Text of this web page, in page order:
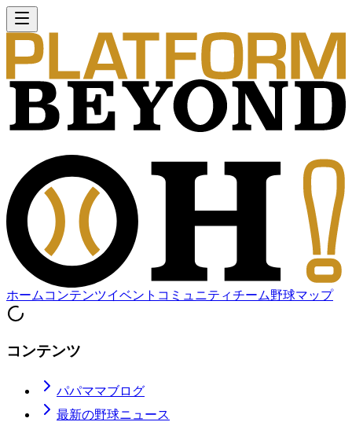
ホーム コンテンツイベント コミュニティチーム野球マップ
コンテンツ
パパママブログ
最新の野球ニュース